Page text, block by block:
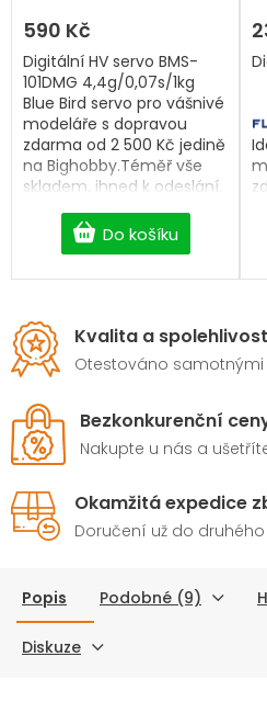
590 Kč
Do košíku
Digitální HV servo BMS-
101DMG 4,4g/0,07s/1kg
Blue Bird servo pro vášnivé
modeláře s dopravou
zdarma od 2 500 Kč jedině
na Bighobby.Téměř vše
skladem, ihned k odeslání.
Professional Digital servo
Kvalita a spolehlivost
Otestováno
Bezkonkurenční
Nakupte u nás a
Okamžitá expedice
Doručení už do
Popis Podobné (9)
Diskuze